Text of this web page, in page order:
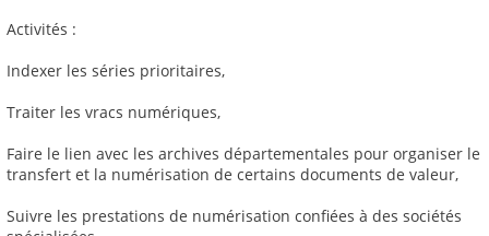
Activités :
Indexer les séries prioritaires,
Traiter les vracs numériques,
Faire le lien avec les archives départementales pour organiser le
transfert et la numérisation de certains documents de valeur,
Suivre les prestations de numérisation confiées à des sociétés